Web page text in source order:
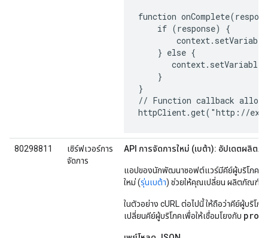
function
    if (response) {
    } else {
    }
}
// Function callback
80298811
เซิร์ฟเวอร์การ
จัดการ
API การจัดการใหม่ (เบต้า): อัปเดตผลิต
แอปของนักพัฒนาซอฟต์แวร์มีคีย์ผู้บริโภค/
ใหม่ (รุ่นเบต้า) ช่วยให้คุณเปลี่ยน ผลิตภัณฑ์
ในตัวอย่าง cURL ต่อไปนี้ ให้ถือว่าคีย์ผู้บริโ
เปลี่ยนคีย์ผู้บริโภคเพื่อให้เชื่อมโยงกับ